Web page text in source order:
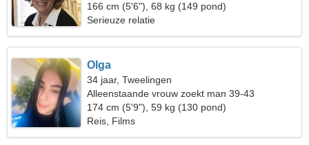
166 cm (5'6"), 68 kg (149 pond)
Serieuze relatie
Olga
34 jaar, Tweelingen
Alleenstaande vrouw zoekt man 39-43
174 cm (5'9"), 59 kg (130 pond)
Reis, Films